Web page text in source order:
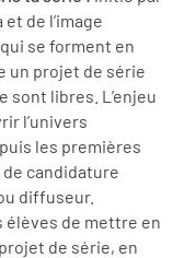
de l’image
se forment en
un projet de série
sont libres. L’enjeu
l’univers
les premières
de candidature
diffuseur.
élèves de mettre en
de série, en